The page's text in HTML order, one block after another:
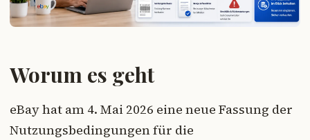
Worum es geht
eBay hat am 4. Mai 2026 eine neue Fassung der
Nutzungsbedingungen für die